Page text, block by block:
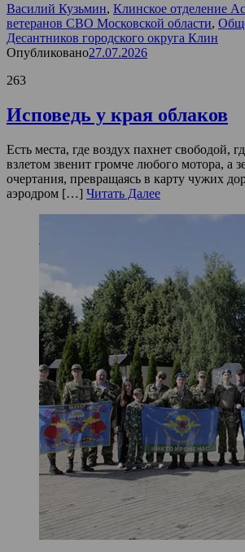
Василий Кузьмин, Клинское отделение
ветеранов СВО Московской области,
Десантников городского округа Клин
Опубликовано27.07.2026
263
Исповедь у края облаков
Есть места, где воздух пахнет свободой,
взлетом звенит громче любого мотора, а
очертания, превращаясь в карту чужих
аэродром […] Читать Далее